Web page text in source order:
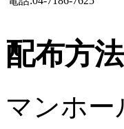
配布方法
マンホー